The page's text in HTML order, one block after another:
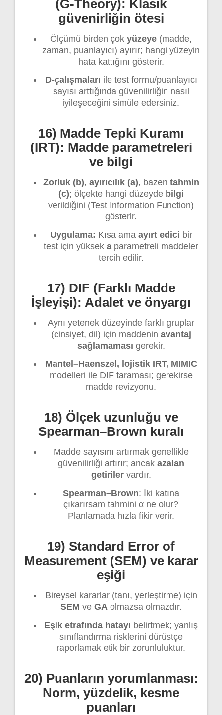
(G-Theory): Klasik
güvenirliğin ötesi
Ölçümü birden çok yüzeye (madde,
zaman, puanlayıcı) ayırır; hangi yüzeyin
hata kattığını gösterir.
D-çalışmaları ile test formu/puanlayıcı
sayısı arttığında güvenilirliğin nasıl
iyileşeceğini simüle edersiniz.
16) Madde Tepki Kuramı
(IRT): Madde parametreleri
ve bilgi
Zorluk (b), ayırıcılık (a), bazen tahmin
(c); ölçekte hangi düzeyde bilgi
verildiğini (Test Information Function)
gösterir.
Uygulama: Kısa ama ayırt edici bir
test için yüksek a parametreli maddeler
tercih edilir.
17) DIF (Farklı Madde
İşleyişi): Adalet ve önyargı
Aynı yetenek düzeyinde farklı gruplar
(cinsiyet, dil) için maddenin avantaj
sağlamaması gerekir.
Mantel–Haenszel, lojistik IRT, MIMIC
modelleri ile DIF taraması; gerekirse
madde revizyonu.
18) Ölçek uzunluğu ve
Spearman–Brown kuralı
Madde sayısını artırmak genellikle
güvenilirliği artırır; ancak azalan
getirilervardır.
Spearman–Brown: İki katına
çıkarırsam tahmini α ne olur?
Planlamada hızla fikir verir.
19) Standard Error of
Measurement (SEM) ve karar
eşiği
Bireysel kararlar (tanı, yerleştirme) için
SEM ve GAolmazsa olmazdır.
Eşik etrafında hatayı belirtmek; yanlış
sınıflandırma risklerini dürüstçe
raporlamak etik bir zorunluluktur.
20) Puanların yorumlanması:
Norm, yüzdelik, kesme
puanları